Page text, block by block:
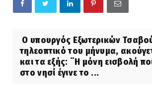
Ο υπουργός Εξωτερικών
τηλεοπτικό του μήνυμα,
και τα εξής: ¨Η μόνη εισβολή
στο νησί έγινε το ...